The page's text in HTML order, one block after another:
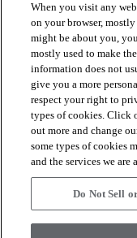
HERRAMIENTAS
NUESTROS
QUIÉNES SOMOS
When you visit any
on your browser,
might be about you,
mostly used to make
information does not
give you a more
respect your right to
types of cookies. Click
out more and change
some types of cookies
and the services we are
Do Not Sell